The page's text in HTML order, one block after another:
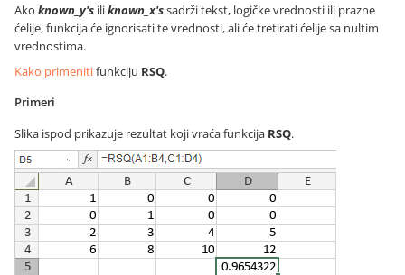
Ako known_y's iliknown_x'ssadrži tekst, logičke vrednosti ili prazne
ćelije, funkcija će ignorisati te vrednosti, ali će tretirati ćelije sa nultim
vrednostima.
Kako primenitifunkciju RSQ.
Primeri
Slika ispod prikazuje rezultat koji vraća funkcija RSQ.